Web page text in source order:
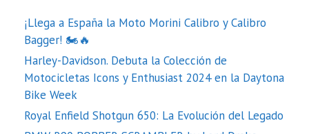
¡Llega a España la Moto Morini Calibro y Calibro
Bagger! 🏍️🔥
Harley-Davidson. Debuta la Colección de
Motocicletas Icons y Enthusiast 2024 en la Daytona
Bike Week
Royal Enfield Shotgun 650: La Evolución del Legado